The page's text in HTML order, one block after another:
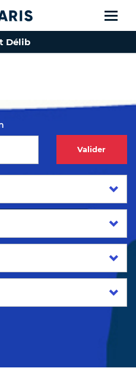
Délib
Valider